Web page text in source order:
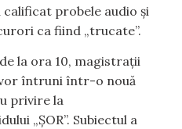
calificat probele audio și
ca fiind „trucate”.
la ora 10, magistrații
întruni într-o nouă
privire la
„ȘOR”. Subiectul a